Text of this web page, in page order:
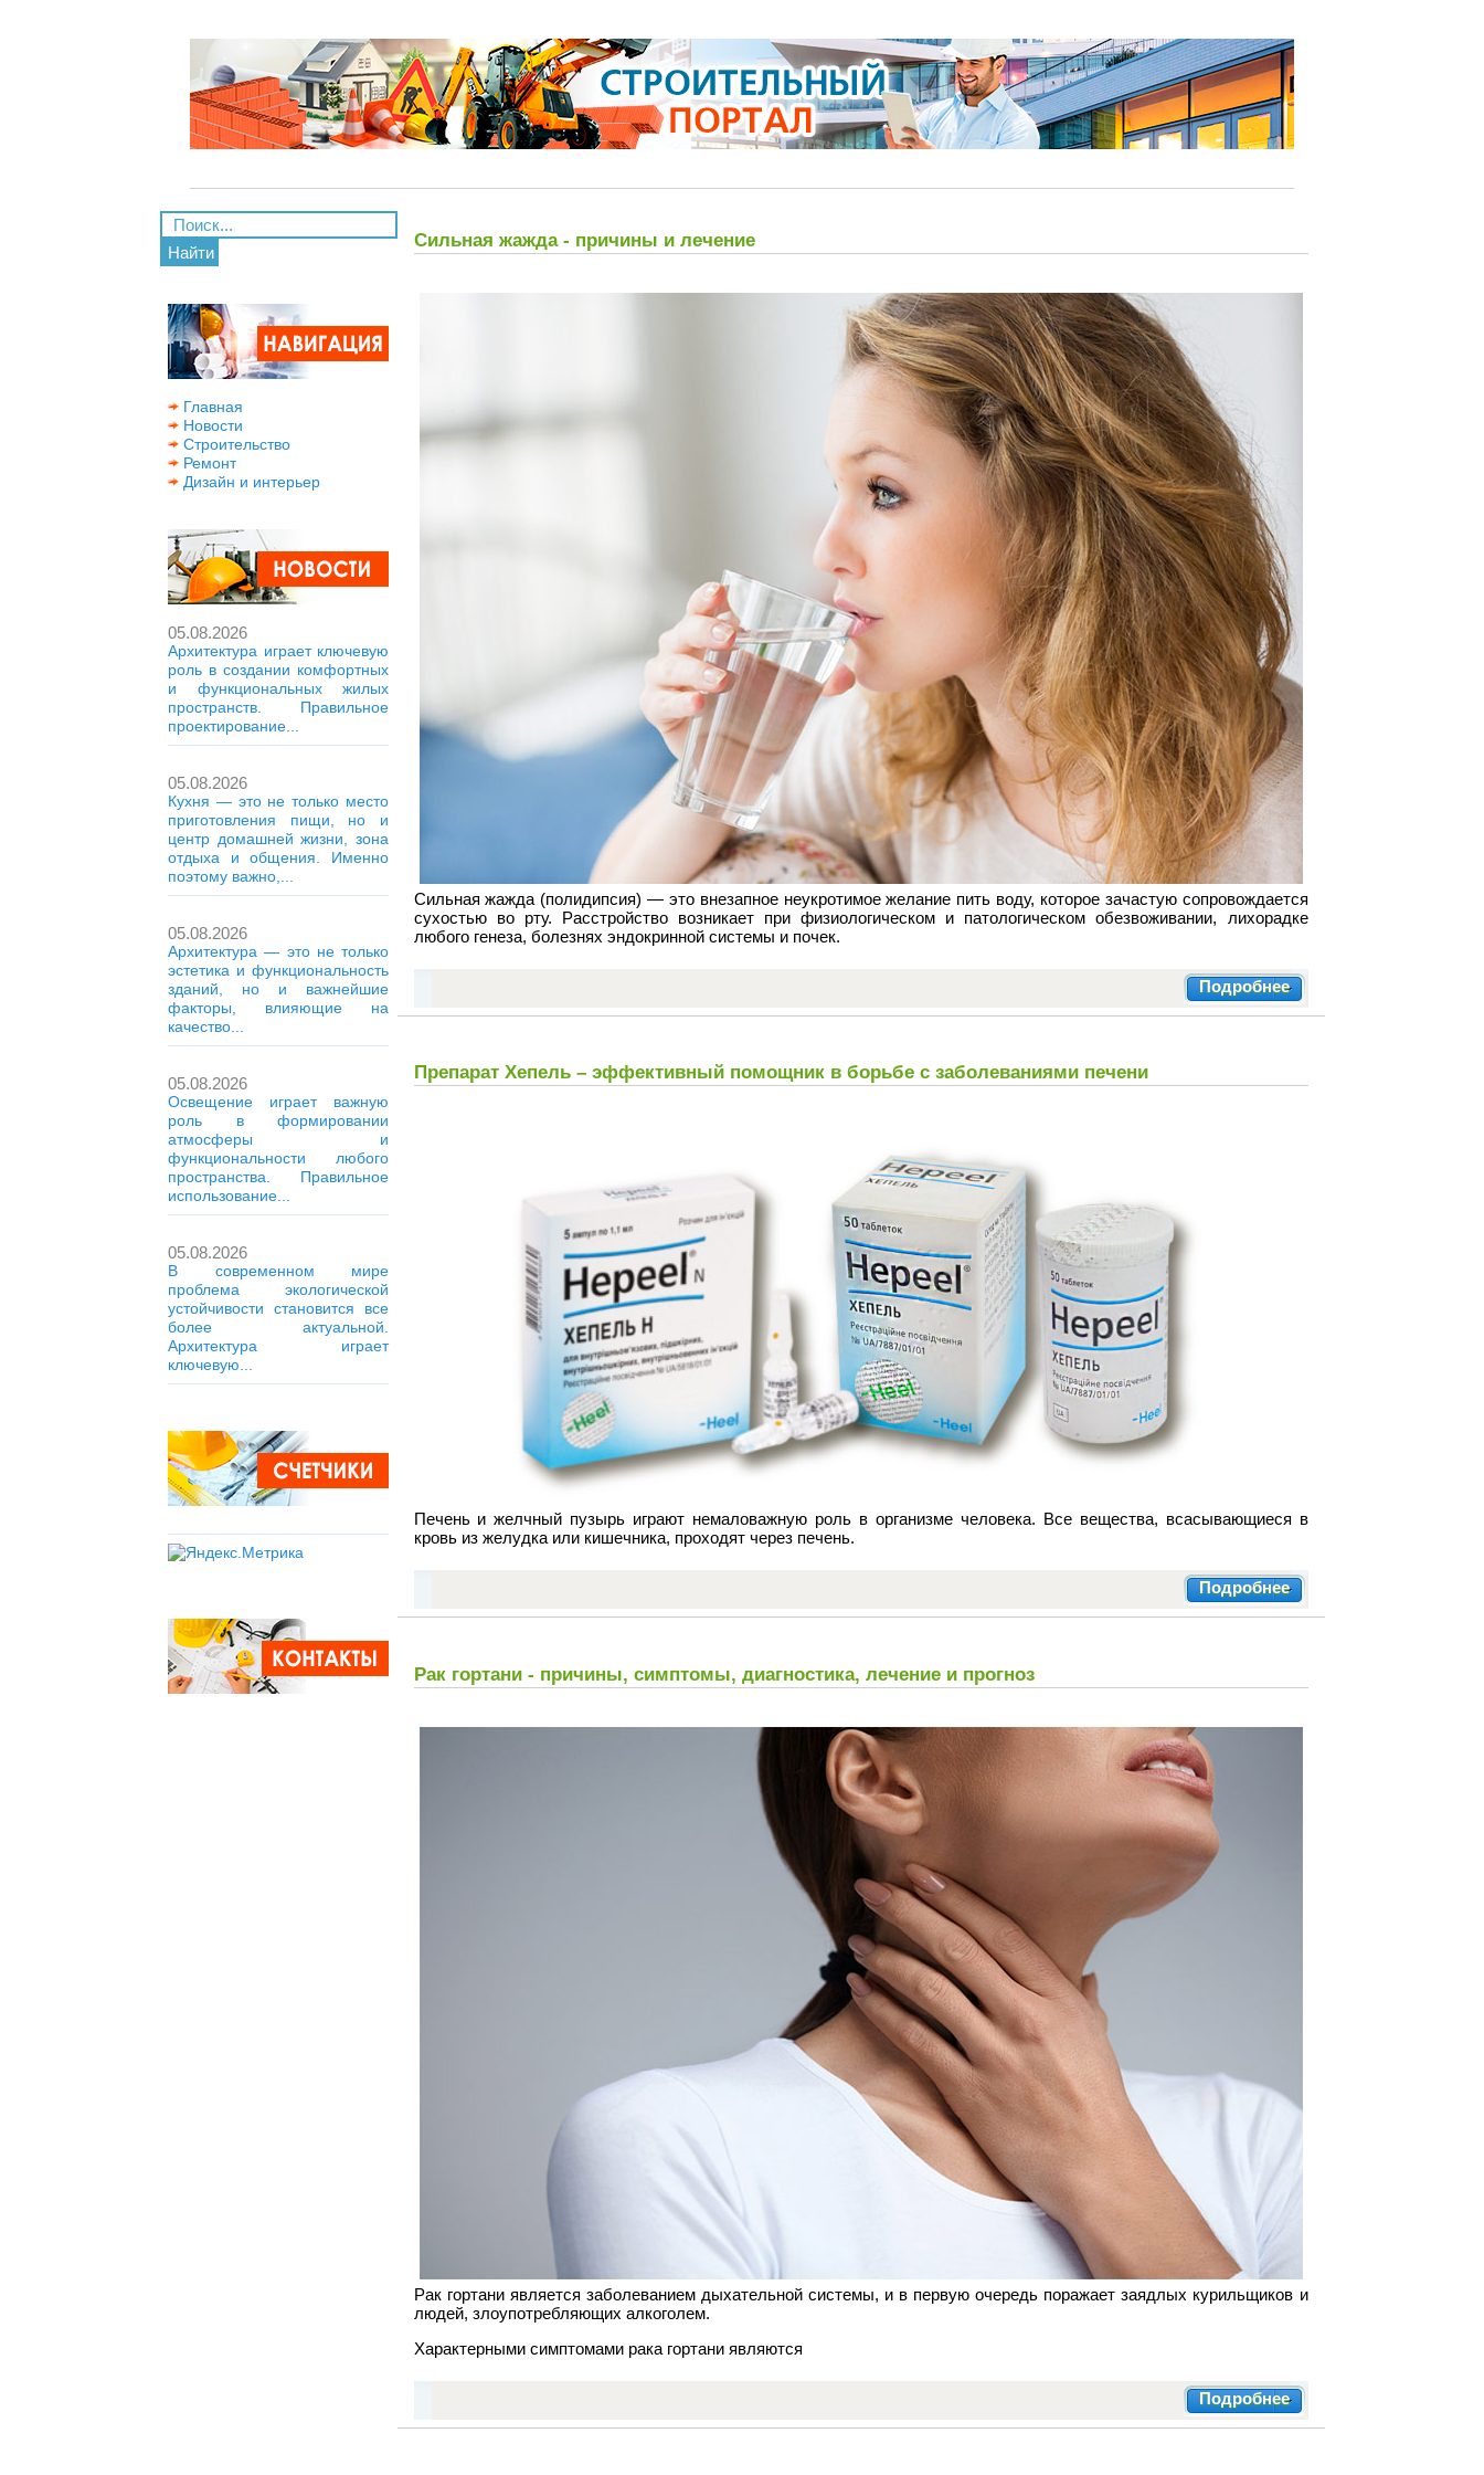
Найти
Главная
Новости
Строительство
Ремонт
Дизайн и интерьер
05.08.2026
Архитектура играет ключевую
роль в создании комфортных
и функциональных жилых
пространств. Правильное
проектирование...
05.08.2026
Кухня — это не только место
приготовления пищи, но и
центр домашней жизни, зона
отдыха и общения. Именно
поэтому важно,...
05.08.2026
Архитектура — это не только
эстетика и функциональность
зданий, но и важнейшие
факторы, влияющие на
качество...
05.08.2026
Освещение играет важную
роль в формировании
атмосферы и
функциональности любого
пространства. Правильное
использование...
05.08.2026
В современном мире
проблема экологической
устойчивости становится все
более актуальной.
Архитектура играет
ключевую...
Сильная жажда - причины и лечение
Сильная жажда (полидипсия) — это внезапное неукротимое желание пить воду, которое зачастую сопровождается
сухостью во рту. Расстройство возникает при физиологическом и патологическом обезвоживании, лихорадке
любого генеза, болезнях эндокринной системы и почек.
Подробнее
Препарат Хепель – эффективный помощник в борьбе с заболеваниями печени
Печень и желчный пузырь играют немаловажную роль в организме человека. Все вещества, всасывающиеся в
кровь из желудка или кишечника, проходят через печень.
Подробнее
Рак гортани - причины, симптомы, диагностика, лечение и прогноз
Рак гортани является заболеванием дыхательной системы, и в первую очередь поражает заядлых курильщиков и
людей, злоупотребляющих алкоголем.
Характерными симптомами рака гортани являются
Подробнее